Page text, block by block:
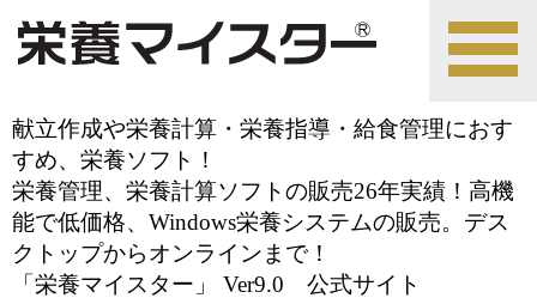
献立作成や栄養計算・栄養指導・給食管理におす
すめ、栄養ソフト！
栄養管理、栄養計算ソフトの販売26年実績！高機
能で低価格、Windows栄養システムの販売。デス
クトップからオンラインまで！
「栄養マイスター」 Ver9.0 公式サイト